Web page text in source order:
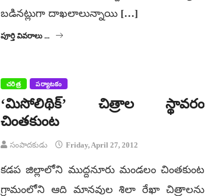
బడినట్లుగా దాఖలాలున్నాయి […]
పూర్తి వివరాలు ...
చరిత్ర పర్యాటకం
‘మిసోలిథిక్‌’ చిత్రాల స్థావరం
చింతకుంట
సంపాదకుడు Friday, April 27, 2012
కడప జిల్లాలోని ముద్దనూరు మండలం చింతకుంట
గ్రామంలోని ఆది మానవుల శిలా రేఖా చిత్రాలను